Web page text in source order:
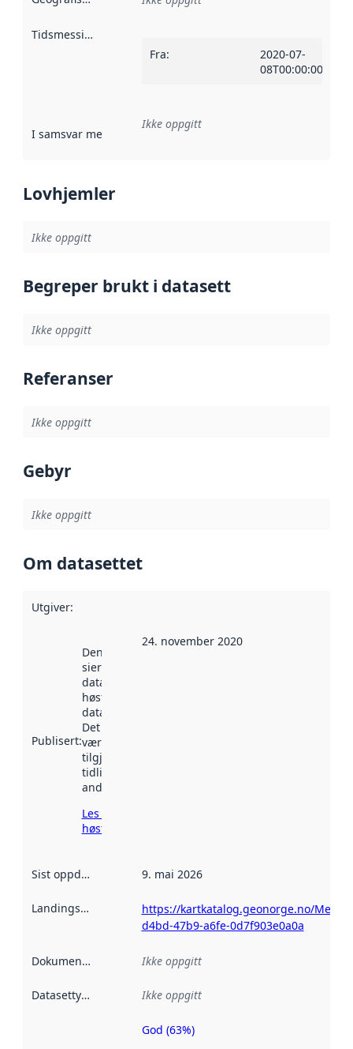
Tidsmessig avgrensning
Fra:
2020-07-
08T00:00:00Z
I samsvar med Referanse til en implementasjonsregel
Ikke oppgitt
Lovhjemler
Ikke oppgitt
Begreper brukt i datasett
Ikke oppgitt
Referanser
Ikke oppgitt
Gebyr
Ikke oppgitt
Om datasettet
Utgiver:
Publisert:
Denne datoen
sier når
datasettet ble
høstet av
data.norge.no.
Det kan ha
vært
tilgjengelig
tidligere
andre steder.
Les mer om
høsting her
24. november 2020
Sist oppdatert 9. mai 2026
Landingsside
https://kartkatalog.geonorge.no/
d4bd-47b9-a6fe-0d7f903e0a0a
Dokumentasjon Ikke oppgitt
Datasettype Ikke oppgitt
Metadatakvalitet
God (63%)